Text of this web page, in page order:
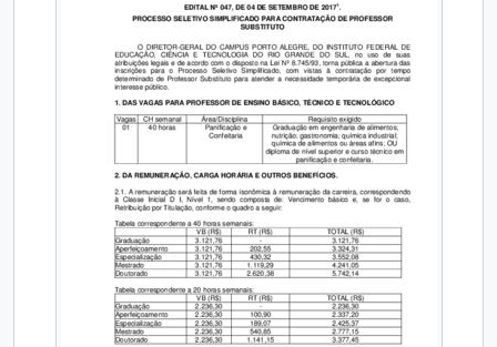
[Séries] Portarias
[Subfundos] Diretoria de Extensão
[Subfundos] Diretoria de Gestão de Pessoas
[Subfundos] Diretoria de Pesquisa, Pós-Graduação e Inovação
[Subfundos] Núcleo de Memória